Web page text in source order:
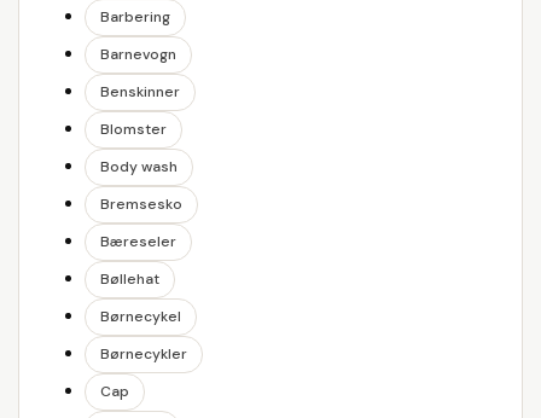
Barbering
Barnevogn
Benskinner
Blomster
Body wash
Bremsesko
Bæreseler
Bøllehat
Børnecykel
Børnecykler
Cap